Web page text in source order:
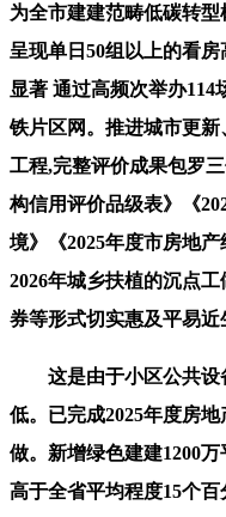
为全市建建范畴低碳转
呈现单日50组以上的看
显著 通过高频次举办
铁片区网。推进城市更
工程,完整评价成果包罗
构信用评价品级表》《
境》《2025年度市房地
2026年城乡扶植的沉点
券等形式切实惠及平易近
这是由于小区公共设
低。已完成2025年度房
做。新增绿色建建1200
高于全省平均程度15个